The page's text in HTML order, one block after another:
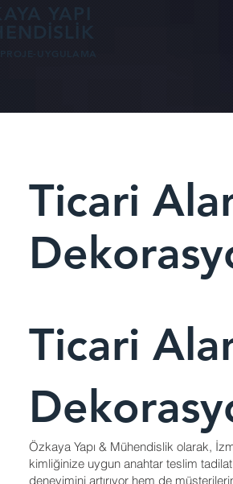
YAPI
UYGULAMA
Ticari
Ticari
Özkaya Yapı & Mühendislik olarak,
kimliğinize uygun anahtar teslim
deneyimini artırıyor hem de